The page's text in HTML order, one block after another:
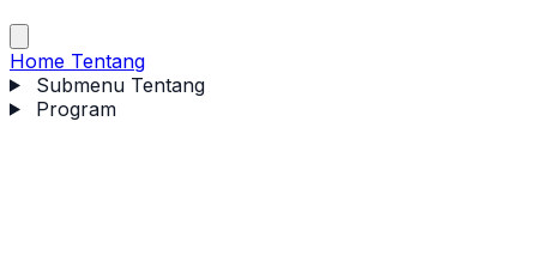
Home Tentang
Submenu Tentang
Program